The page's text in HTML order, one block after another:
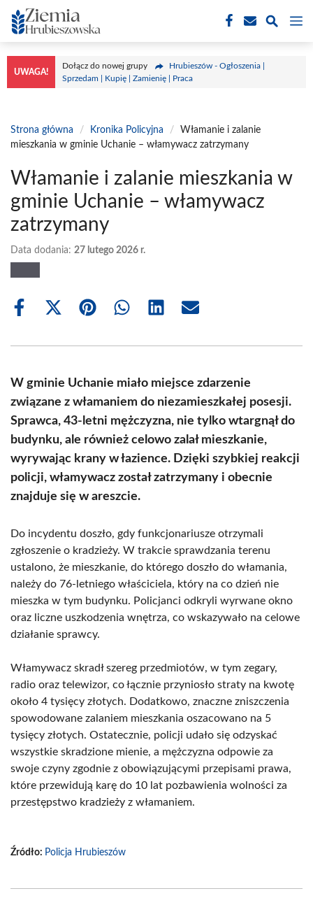
Przejdź
do
treści
UWAGA!
Dołącz do nowej grupy
Hrubieszów - Ogłoszenia |
Sprzedam | Kupię | Zamienię | Praca
Strona główna / Kronika Policyjna /
Włamanie i zalanie
mieszkania w gminie Uchanie – włamywacz zatrzymany
Włamanie i zalanie mieszkania w
gminie Uchanie – włamywacz
zatrzymany
Data dodania: 27 lutego 2026 r.
Share
Share
(Twitter)
Share Share Share Share
W gminie Uchanie miało miejsce zdarzenie
związane z włamaniem do niezamieszkałej posesji.
Sprawca, 43-letni mężczyzna, nie tylko wtargnął do
budynku, ale również celowo zalał mieszkanie,
wyrywając krany w łazience. Dzięki szybkiej reakcji
policji, włamywacz został zatrzymany i obecnie
znajduje się w areszcie.
Do incydentu doszło, gdy funkcjonariusze otrzymali
zgłoszenie o kradzieży. W trakcie sprawdzania terenu
ustalono, że mieszkanie, do którego doszło do włamania,
należy do 76-letniego właściciela, który na co dzień nie
mieszka w tym budynku. Policjanci odkryli wyrwane okno
oraz liczne uszkodzenia wnętrza, co wskazywało na celowe
działanie sprawcy.
Włamywacz skradł szereg przedmiotów, w tym zegary,
radio oraz telewizor, co łącznie przyniosło straty na kwotę
około 4 tysięcy złotych. Dodatkowo, znaczne zniszczenia
spowodowane zalaniem mieszkania oszacowano na 5
tysięcy złotych. Ostatecznie, policji udało się odzyskać
wszystkie skradzione mienie, a mężczyzna odpowie za
swoje czyny zgodnie z obowiązującymi przepisami prawa,
które przewidują karę do 10 lat pozbawienia wolności za
przestępstwo kradzieży z włamaniem.
Źródło: Policja Hrubieszów